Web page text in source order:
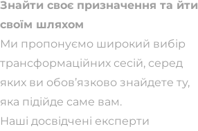
Знайти своє призначення та йти
своїм шляхом
Ми пропонуємо широкий вибір
трансформаційних сесій, серед
яких ви обов’язково знайдете ту,
яка підійде саме вам.
Наші досвідчені експерти